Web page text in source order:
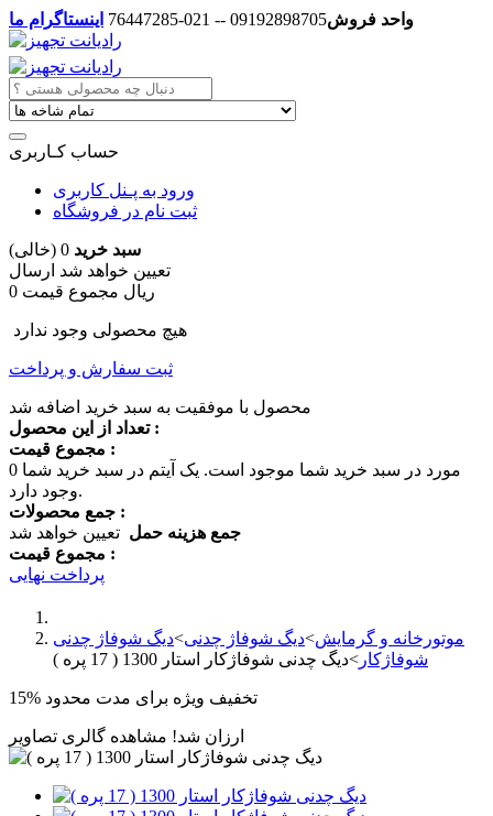
واحد فروش09192898705 -- 021-76447285 اینستاگرام ما
حساب کـاربری
ورود به پـنل کاربری
ثبت نام در فروشگاه
سبد خرید 0 (خالی)
تعیین خواهد شد ارسال
0 ریال مجموع قیمت
هیچ محصولی وجود ندارد
ثبت سفارش و پرداخت
محصول با موفقیت به سبد خرید اضافه شد
تعداد از این محصول :
مجموع قیمت :
0
مورد در سبد خرید شما موجود است. یک آیتم در سبد خرید شما
وجود دارد.
جمع محصولات :
جمع هزینه حمل تعیین خواهد شد
مجموع قیمت :
پرداخت نهایی
موتورخانه و گرمایش>دیگ شوفاژ چدنی>دیگ شوفاژ چدنی
شوفاژکار >دیگ چدنی شوفاژکار استار 1300 ( 17 پره )
15% تخفیف ویژه برای مدت محدود
ارزان شد! مشاهده گالری تصاویر